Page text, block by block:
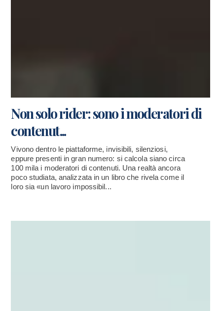
Non solo rider: sono i moderatori di
contenut...
Vivono dentro le piattaforme, invisibili, silenziosi,
eppure presenti in gran numero: si calcola siano circa
100 mila i moderatori di contenuti. Una realtà ancora
poco studiata, analizzata in un libro che rivela come il
loro sia «un lavoro impossibil...